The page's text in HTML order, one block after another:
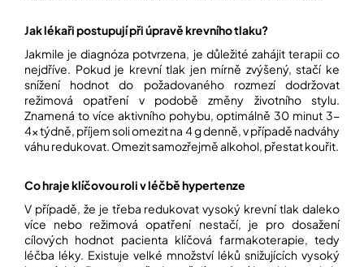
NÁMI
CHYTRÝ
PRŮVODCE
MODERNÍM
SVĚTEM
POZNEJTE
CO
SE
PRÁVĚ
DĚJE
VAŠE
Jak lékaři postupují při úpravě krevního tlaku?
Jakmile je diagnóza potvrzena, je důležité zahájit terapii co
nejdříve. Pokud je krevní tlak jen mírně zvýšený, stačí ke
snížení hodnot do požadovaného rozmezí dodržovat
režimová opatření v podobě změny životního stylu.
Znamená to více aktivního pohybu, optimálně 30 minut 3-
4x týdně, příjem soli omezit na 4 g denně, v případě nadváhy
váhu redukovat. Omezit samozřejmě alkohol, přestat kouřit.
Co hraje klíčovou roli v léčbě hypertenze
V případě, že je třeba redukovat vysoký krevní tlak daleko
více nebo režimová opatření nestačí, je pro dosažení
cílových hodnot pacienta klíčová farmakoterapie, tedy
léčba léky. Existuje velké množství léků snižujících vysoký
e
n
a
HLEDAT